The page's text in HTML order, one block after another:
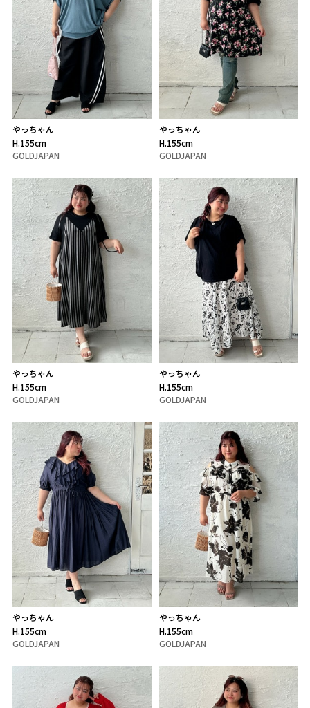
やっちゃん
H.155cm
GOLDJAPAN
やっちゃん
H.155cm
GOLDJAPAN
やっちゃん
H.155cm
GOLDJAPAN
やっちゃん
H.155cm
GOLDJAPAN
やっちゃん
H.155cm
GOLDJAPAN
やっちゃん
H.155cm
GOLDJAPAN